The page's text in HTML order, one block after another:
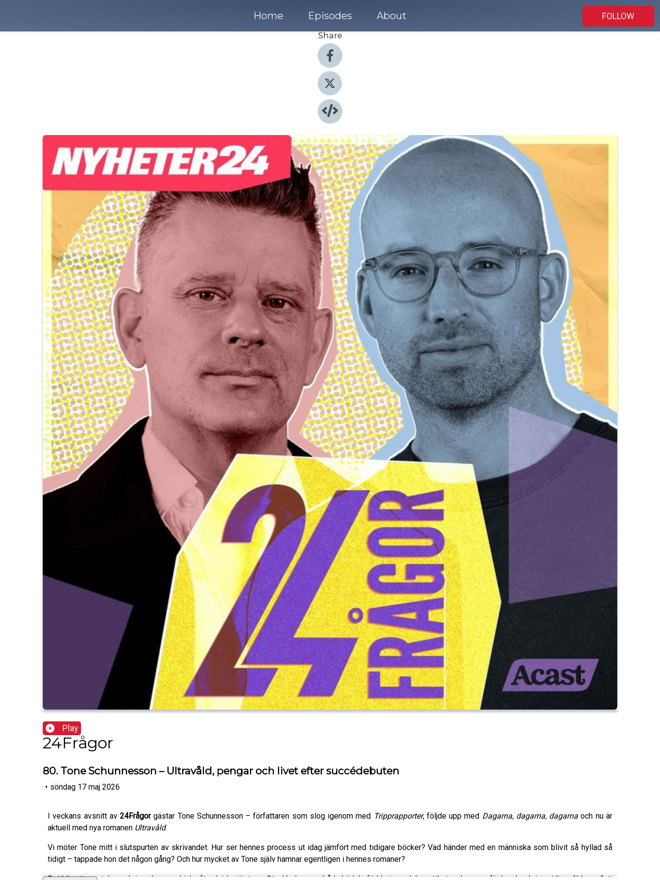
Home Episodes About
FOLLOW
Share
Play
24Frågor
80. Tone Schunnesson – Ultravåld, pengar och livet efter succédebuten
• söndag 17 maj 2026
I veckans avsnitt av24Frågorgästar Tone Schunnesson – författaren som slog igenom med Tripprapporter, följde upp med Dagarna, dagarna, dagarna och nu är
aktuell med nya romanen Ultravåld.
Vi möter Tone mitt i slutspurten av skrivandet. Hur ser hennes process ut idag jämfört med tidigare böcker? Vad händer med en människa som blivit så hyllad så
tidigt – tappade hon det någon gång? Och hur mycket av Tone själv hamnar egentligen i hennes romaner?